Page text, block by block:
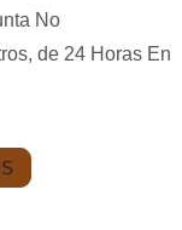
No
de 24 Horas En